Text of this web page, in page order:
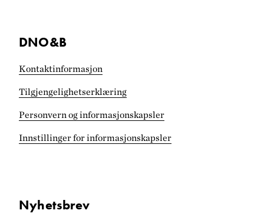
DNO&B
Kontaktinformasjon
Tilgjengelighets­erklæring
Personvern og informasjonskapsler
Innstillinger for informasjonskapsler
Nyhetsbrev